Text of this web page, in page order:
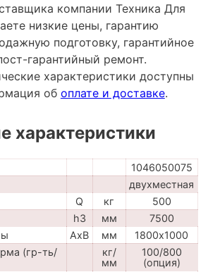
компании Техника Для
низкие цены, гарантию
подготовку, гарантийное
гарантийный ремонт.
характеристики доступны
об оплате и доставке.
характеристики
1046050075
двухместная
Q кг
500
h3 мм
7500
AxB мм
1800х1000
(гр-ть/
кг/
мм
100/800
(опция)